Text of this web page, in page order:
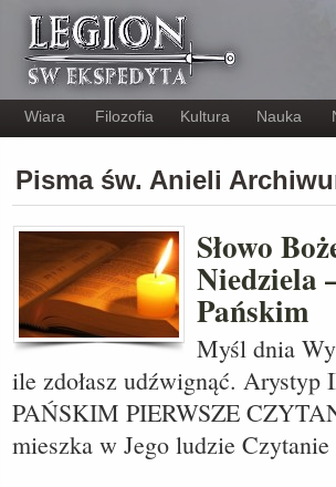
Wiara Filozofia Kultura Nauka
Pisma św. Anieli
Słowo
Niedziela
Pańskim
Myśl dnia
ile zdołasz udźwignąć.
PAŃSKIM PIERWSZE
mieszka w Jego ludzie